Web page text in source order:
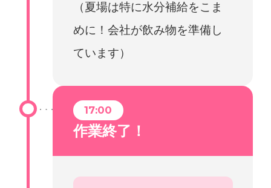
（夏場は特に水分補給をこま
めに！会社が飲み物を準備し
ています）
17:00
作業終了！